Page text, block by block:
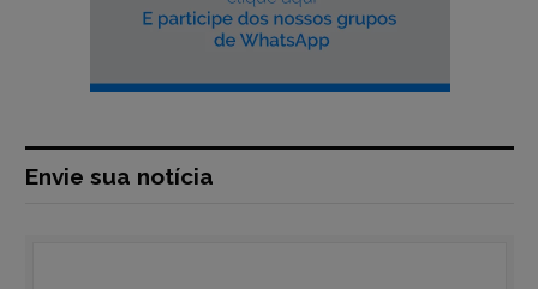
Envie sua notícia